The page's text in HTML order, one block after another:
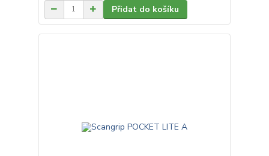
Přidat do košíku